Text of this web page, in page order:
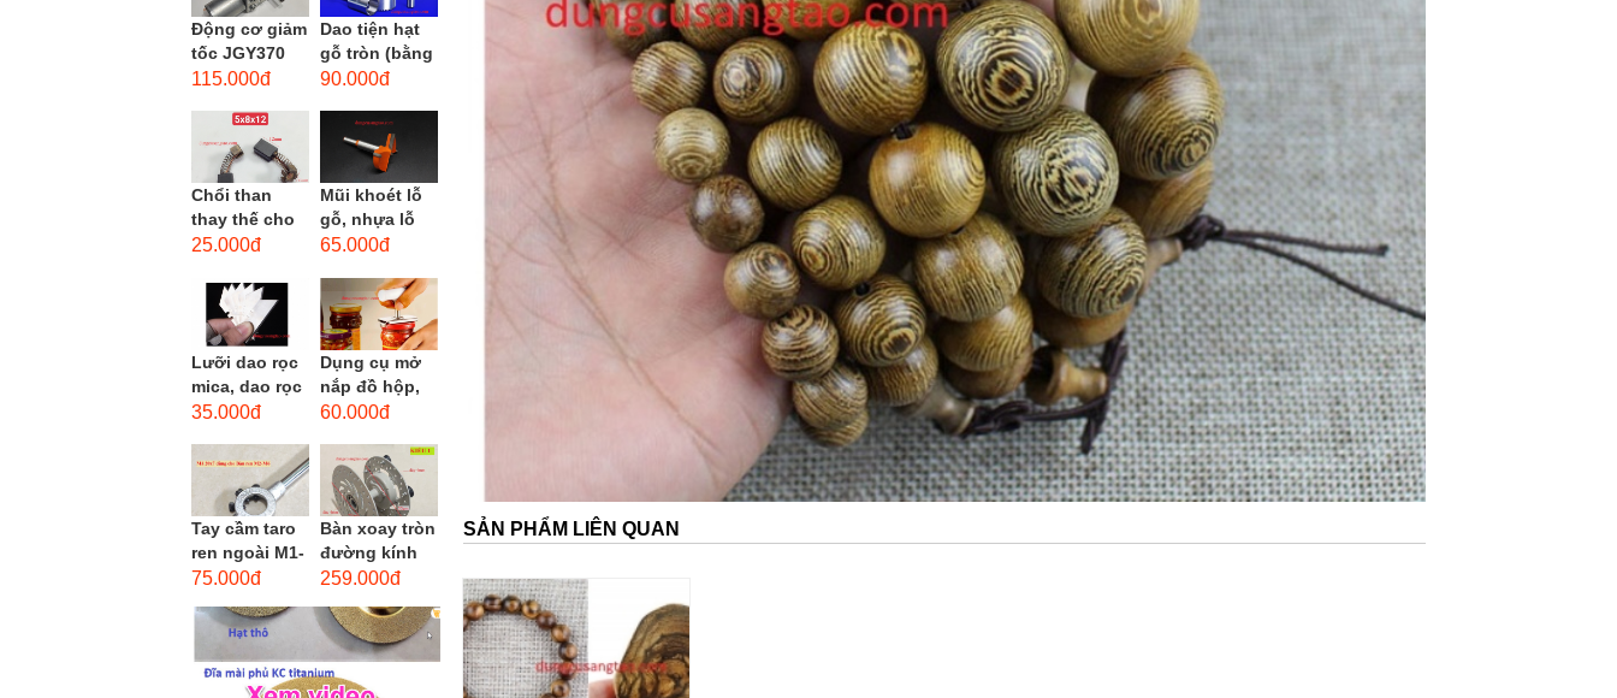
Động cơ giảm
tốc JGY370
DC bánh răng
men xoắn
cao...
115.000đ
Dao tiện hạt
gỗ tròn (bằng
thép trắng)
90.000đ
Chổi than
thay thế cho
động cơ, chổi
motor máy
khoan,...
25.000đ
Mũi khoét lỗ
gỗ, nhựa lỗ
lớn D40mm-
opener)
65.000đ
Lưỡi dao rọc
mica, dao rọc
cáp hình
35.000đ
Dụng cụ mở
nắp đồ hộp,
mở nắp lon
đường kính...
60.000đ
Tay cầm taro
ren ngoài M1-
M1.8 (mã
vặn Bàn ren
75.000đ
Bàn xoay tròn
đường kính
22cm bằng
259.000đ
SẢN PHẨM LIÊN QUAN